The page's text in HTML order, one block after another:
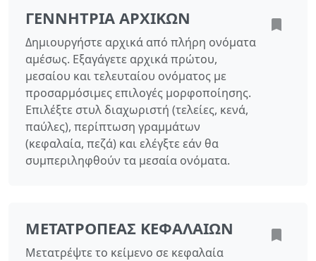
ΓΕΝΝΉΤΡΙΑ ΑΡΧΙΚΏΝ
Δημιουργήστε αρχικά από πλήρη ονόματα
αμέσως. Εξαγάγετε αρχικά πρώτου,
μεσαίου και τελευταίου ονόματος με
προσαρμόσιμες επιλογές μορφοποίησης.
Επιλέξτε στυλ διαχωριστή (τελείες, κενά,
παύλες), περίπτωση γραμμάτων
(κεφαλαία, πεζά) και ελέγξτε εάν θα
συμπεριληφθούν τα μεσαία ονόματα.
ΜΕΤΑΤΡΟΠΈΑΣ ΚΕΦΑΛΑΊΩΝ
Μετατρέψτε το κείμενο σε κεφαλαία